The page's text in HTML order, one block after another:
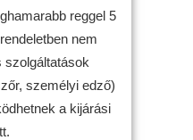
reggel 5
nem
szolgáltatások
személyi edző)
a kijárási